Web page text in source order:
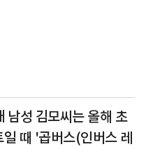
남성 김모씨는 올해 초
때 '곱버스(인버스 레